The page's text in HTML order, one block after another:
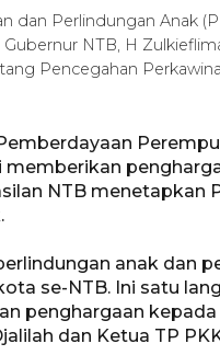
dan Perlindungan Anak
NTB, H
Pencegahan
NTB menetapkan
anak dan
se-NTB. Ini satu
penghargaan
dan Ketua TP